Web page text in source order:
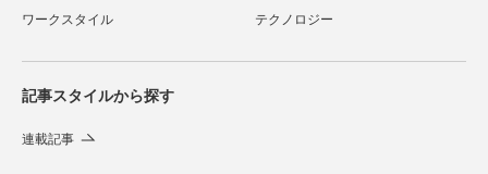
ワークスタイル テクノロジー
記事スタイルから探す
連載記事